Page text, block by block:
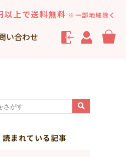
上で送料無料 ※一部地域除く
い合わせ
読まれている記事